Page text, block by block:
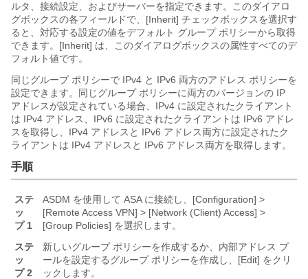
ルタ、接続設定、およびサーバーを指定できます。このダイアロ
グボックスの各フィールドで、[Inherit] チェックボックスを選択す
ると、対応する設定の値をデフォルト グループ ポリシーから取得
できます。[Inherit] は、このダイアログボックスの属性すべてのデ
フォルト値です。
同じグループ ポリシーで IPv4 と IPv6 両方のアドレス ポリシーを
設定できます。同じグループ ポリシーに両方のバージョンの IP
アドレスが設定されている場合、IPv4 に設定されたクライアント
は IPv4 アドレス、IPv6 に設定されたクライアントは IPv6 アドレ
スを取得し、IPv4 アドレスと IPv6 アドレス両方に設定されたク
ライアントは IPv4 アドレスと IPv6 アドレス両方を取得します。
手順
ステ
ッ
プ 1
ASDM を使用して ASA に接続し、[Configuration] >
[Remote Access VPN] > [Network (Client) Access] >
[Group Policies] を選択します。
ステ
ッ
プ 2
新しいグループ ポリシーを作成するか、内部アドレス プ
ールを設定するグループ ポリシーを作成し、[Edit] をクリ
ックします。